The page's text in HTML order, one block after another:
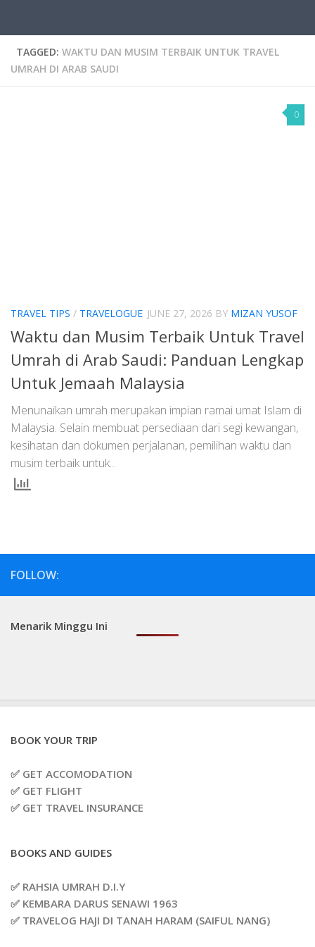
TAGGED: WAKTU DAN MUSIM TERBAIK UNTUK TRAVEL
UMRAH DI ARAB SAUDI
0
TRAVEL TIPS / TRAVELOGUE JUNE 27, 2026 BY MIZAN YUSOF
Waktu dan Musim Terbaik Untuk Travel
Umrah di Arab Saudi: Panduan Lengkap
Untuk Jemaah Malaysia
Menunaikan umrah merupakan impian ramai umat Islam di
Malaysia. Selain membuat persediaan dari segi kewangan,
kesihatan dan dokumen perjalanan, pemilihan waktu dan
musim terbaik untuk...
FOLLOW:
Menarik Minggu Ini
BOOK YOUR TRIP
✅ GET ACCOMODATION
✅ GET FLIGHT
✅ GET TRAVEL INSURANCE
BOOKS AND GUIDES
✅ RAHSIA UMRAH D.I.Y
✅ KEMBARA DARUS SENAWI 1963
✅ TRAVELOG HAJI DI TANAH HARAM (SAIFUL NANG)